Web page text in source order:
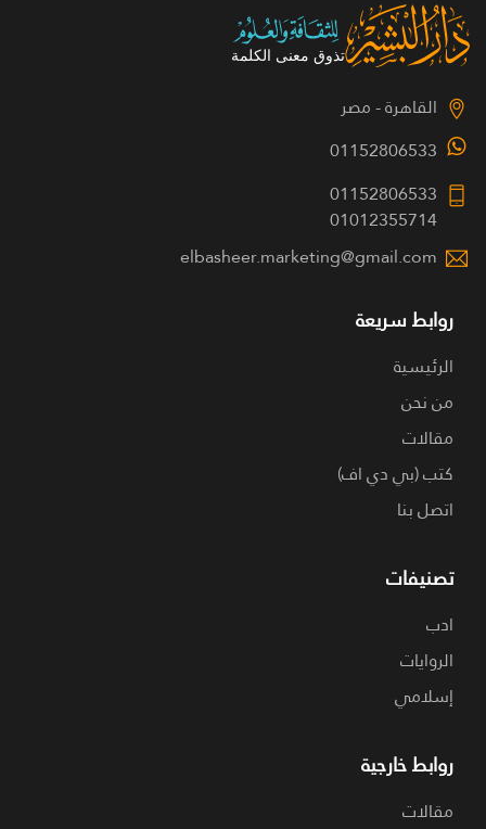
القاهرة - مصر
01152806533
01152806533
01012355714
elbasheer.marketing@gmail.com
روابط سريعة
الرئيسية
من نحن
مقالات
كتب (بي دي اف)
اتصل بنا
تصنيفات
ادب
الروايات
إسلامي
روابط خارجية
مقالات